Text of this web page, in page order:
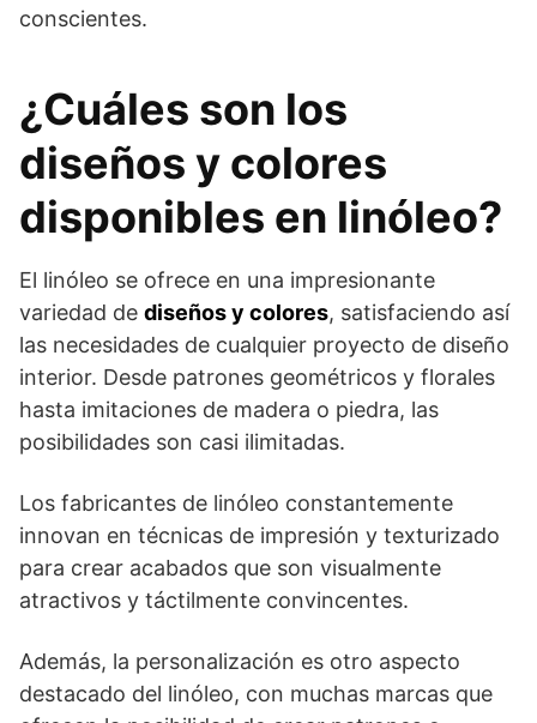
conscientes.
¿Cuáles son los
diseños y colores
disponibles en linóleo?
El linóleo se ofrece en una impresionante
variedad de diseños y colores, satisfaciendo así
las necesidades de cualquier proyecto de diseño
interior. Desde patrones geométricos y florales
hasta imitaciones de madera o piedra, las
posibilidades son casi ilimitadas.
Los fabricantes de linóleo constantemente
innovan en técnicas de impresión y texturizado
para crear acabados que son visualmente
atractivos y táctilmente convincentes.
Además, la personalización es otro aspecto
destacado del linóleo, con muchas marcas que